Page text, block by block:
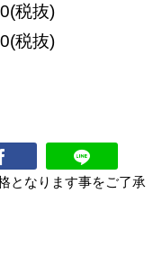
抜)
抜)
となります事をご了承